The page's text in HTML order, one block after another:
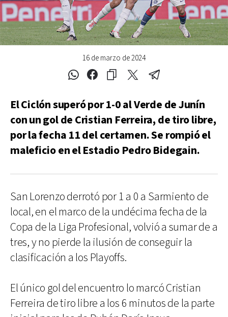
16 de marzo de 2024
El Ciclón superó por 1-0 al Verde de Junín
con un gol de Cristian Ferreira, de tiro libre,
por la fecha 11 del certamen. Se rompió el
maleficio en el Estadio Pedro Bidegain.
San Lorenzo derrotó por 1 a 0 a Sarmiento de
local, en el marco de la undécima fecha de la
Copa de la Liga Profesional, volvió a sumar de a
tres, y no pierde la ilusión de conseguir la
clasificación a los Playoffs.
El único gol del encuentro lo marcó Cristian
Ferreira de tiro libre a los 6 minutos de la parte